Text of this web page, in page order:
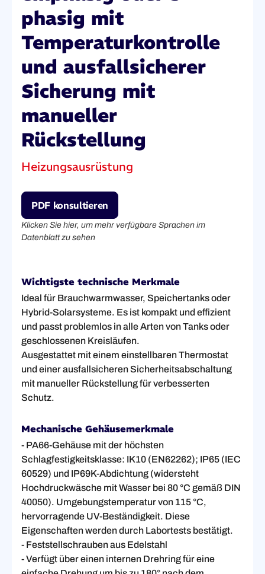
phasig mit
Temperaturkontrolle
und ausfallsicherer
Sicherung mit
manueller
Rückstellung
Heizungsausrüstung
PDF konsultieren
Klicken Sie hier, um mehr verfügbare Sprachen im
Datenblatt zu sehen
Wichtigste technische Merkmale
Ideal für Brauchwarmwasser, Speichertanks oder
Hybrid-Solarsysteme. Es ist kompakt und effizient
und passt problemlos in alle Arten von Tanks oder
geschlossenen Kreisläufen.
Ausgestattet mit einem einstellbaren Thermostat
und einer ausfallsicheren Sicherheitsabschaltung
mit manueller Rückstellung für verbesserten
Schutz.
Mechanische Gehäusemerkmale
- PA66-Gehäuse mit der höchsten
Schlagfestigkeitsklasse: IK10 (EN62262); IP65 (IEC
60529) und IP69K-Abdichtung (widersteht
Hochdruckwäsche mit Wasser bei 80 °C gemäß DIN
40050). Umgebungstemperatur von 115 °C,
hervorragende UV-Beständigkeit. Diese
Eigenschaften werden durch Labortests bestätigt.
- Feststellschrauben aus Edelstahl
- Verfügt über einen internen Drehring für eine